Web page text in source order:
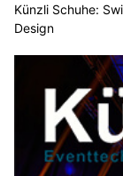
Künzli Schuhe:
Design